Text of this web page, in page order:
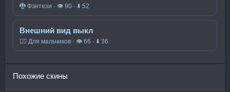
🐉 Фэнтези · 👁 90 · ⬇ 52
Внешний вид выкл
🧍‍♂️ Для мальчиков · 👁 66 · ⬇ 36
Похожие скины